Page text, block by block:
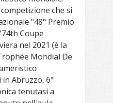
che si
"48° Premio
Coupe
nel 2021 (è la
Mondial De
Abruzzo, 6°
tenutasi a